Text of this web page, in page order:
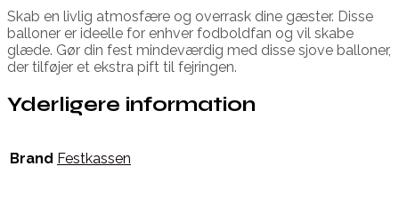
Skab en livlig atmosfære og overrask dine gæster. Disse
balloner er ideelle for enhver fodboldfan og vil skabe
glæde. Gør din fest mindeværdig med disse sjove balloner,
der tilføjer et ekstra pift til fejringen.
Yderligere information
Brand Festkassen